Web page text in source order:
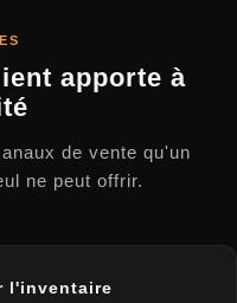
apporte à
de vente qu'un
ne peut offrir.
l'inventaire